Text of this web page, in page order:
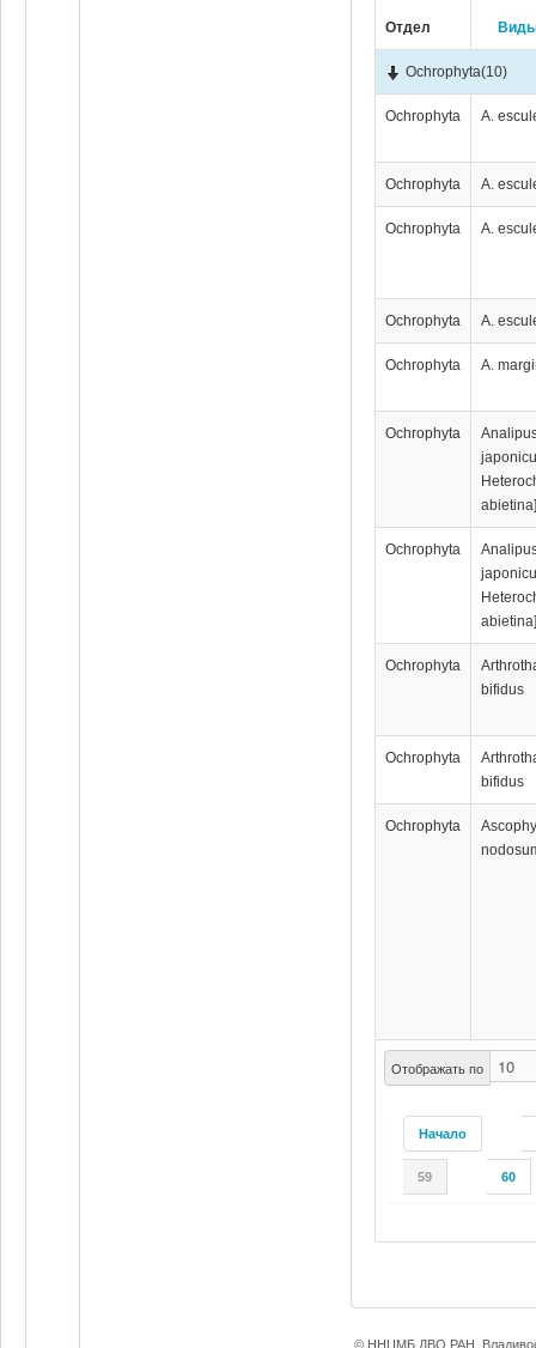
Отдел
Отображать по
Начало
59 60
Ochrophyta(10)
Ochrophyta A.
Ochrophyta A.
Ochrophyta A.
Ochrophyta A.
Ochrophyta A.
Ochrophyta
Ochrophyta
Ochrophyta
bifidus
Ochrophyta
bifidus
Ochrophyta
© ННЦМБ ДВО РАН,